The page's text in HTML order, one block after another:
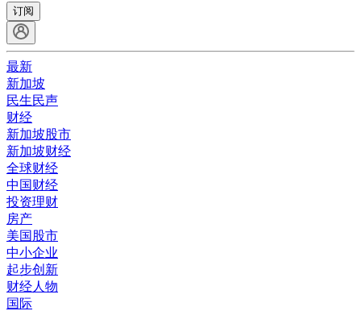
订阅
最新
新加坡
民生民声
财经
新加坡股市
新加坡财经
全球财经
中国财经
投资理财
房产
美国股市
中小企业
起步创新
财经人物
国际